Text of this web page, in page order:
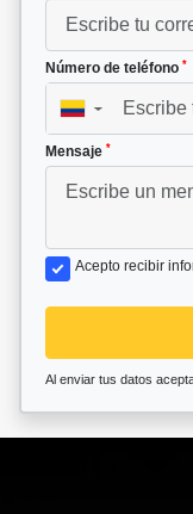
Número de teléfono *
▼
Mensaje *
Acepto recibir
Al enviar tus datos